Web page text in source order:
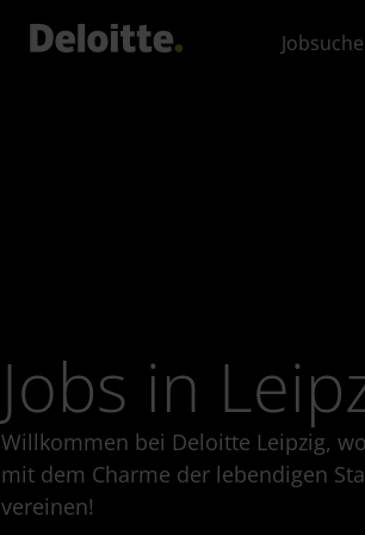
Jobsuche
Jobs in
Willkommen bei Deloitte Leipzig,
mit dem Charme der lebendigen
vereinen!